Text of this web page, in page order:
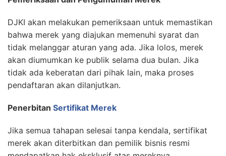
DJKI akan melakukan pemeriksaan untuk memastikan
bahwa merek yang diajukan memenuhi syarat dan
tidak melanggar aturan yang ada. Jika lolos, merek
akan diumumkan ke publik selama dua bulan. Jika
tidak ada keberatan dari pihak lain, maka proses
pendaftaran akan dilanjutkan.
Penerbitan Sertifikat Merek
Jika semua tahapan selesai tanpa kendala, sertifikat
merek akan diterbitkan dan pemilik bisnis resmi